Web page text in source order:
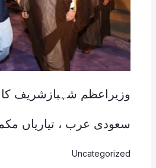
وزیراعظم شہبازشریف
سعودی عرب ، تیاریاں
Uncategorized